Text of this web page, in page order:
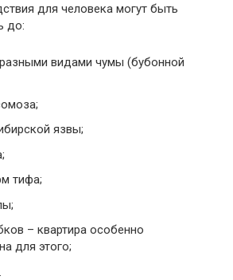
для человека могут быть
до:
видами чумы (бубонной
язвы;
тифа;
– квартира особенно
для этого;